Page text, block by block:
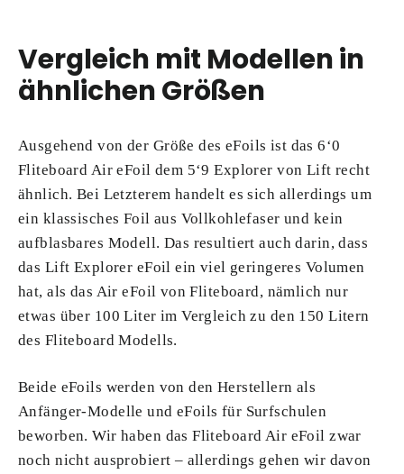
Vergleich mit Modellen in
ähnlichen Größen
Ausgehend von der Größe des eFoils ist das 6‘0
Fliteboard Air eFoil dem 5‘9 Explorer von Lift recht
ähnlich. Bei Letzterem handelt es sich allerdings um
ein klassisches Foil aus Vollkohlefaser und kein
aufblasbares Modell. Das resultiert auch darin, dass
das Lift Explorer eFoil ein viel geringeres Volumen
hat, als das Air eFoil von Fliteboard, nämlich nur
etwas über 100 Liter im Vergleich zu den 150 Litern
des Fliteboard Modells.
Beide eFoils werden von den Herstellern als
Anfänger-Modelle und eFoils für Surfschulen
beworben. Wir haben das Fliteboard Air eFoil zwar
noch nicht ausprobiert – allerdings gehen wir davon